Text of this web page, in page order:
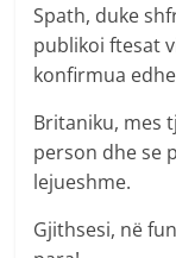
Spath, duke
publikoi ftesat
konfirmua
Britaniku, mes
person dhe se
lejueshme.
Gjithsesi, në